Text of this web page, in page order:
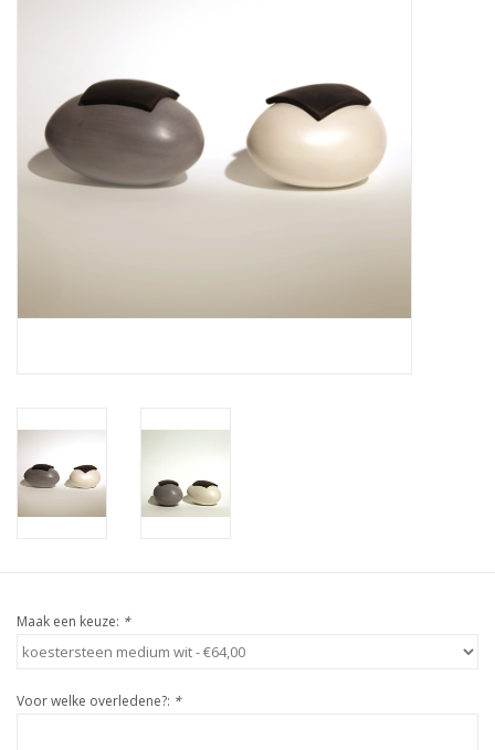
Grafdecoratie
Naar website SCHELDE.LAND
Maak een keuze: *
Voor welke overledene?: *